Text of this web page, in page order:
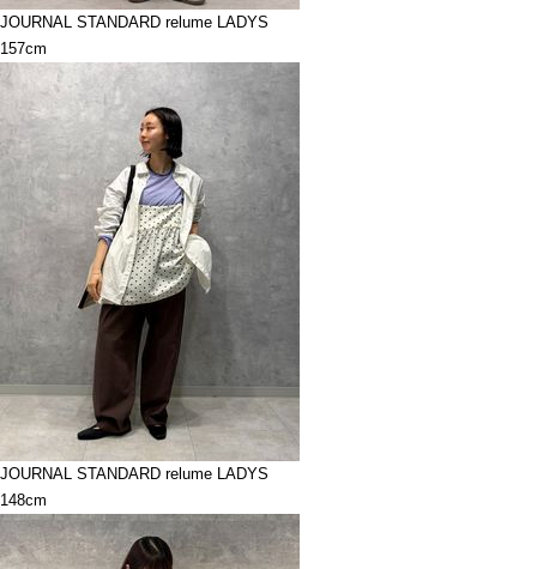
JOURNAL STANDARD relume LADYS
157cm
JOURNAL STANDARD relume LADYS
148cm